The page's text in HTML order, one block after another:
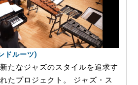
ドルーツ)
たなジャズのスタイルを追求す
たプロジェクト。 ジャズ・ス